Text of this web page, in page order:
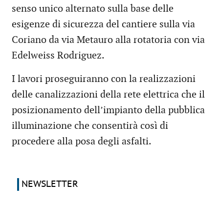
senso unico alternato sulla base delle
esigenze di sicurezza del cantiere sulla via
Coriano da via Metauro alla rotatoria con via
Edelweiss Rodriguez.
I lavori proseguiranno con la realizzazioni
delle canalizzazioni della rete elettrica che il
posizionamento dell’impianto della pubblica
illuminazione che consentirà così di
procedere alla posa degli asfalti.
NEWSLETTER